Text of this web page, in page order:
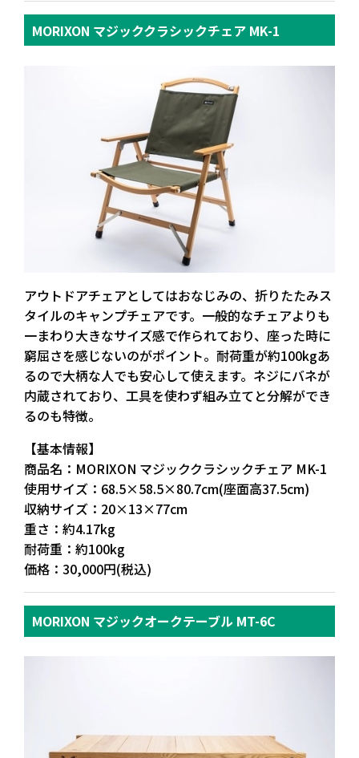
MORIXON マジッククラシックチェア MK-1
アウトドアチェアとしてはおなじみの、折りたたみス
タイルのキャンプチェアです。一般的なチェアよりも
一まわり大きなサイズ感で作られており、座った時に
窮屈さを感じないのがポイント。耐荷重が約100kgあ
るので大柄な人でも安心して使えます。ネジにバネが
内蔵されており、工具を使わず組み立てと分解ができ
るのも特徴。
【基本情報】
商品名：MORIXON マジッククラシックチェア MK-1
使用サイズ：68.5×58.5×80.7cm(座面高37.5cm)
収納サイズ：20×13×77cm
重さ：約4.17kg
耐荷重：約100kg
価格：30,000円(税込)
MORIXON マジックオークテーブル MT-6C